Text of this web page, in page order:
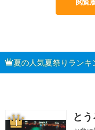
夏の人気夏祭りランキ
1 と